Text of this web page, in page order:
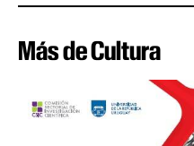
Más de Cultura